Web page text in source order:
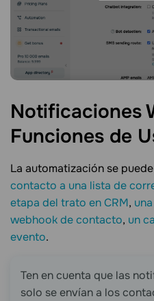
Notificaciones
Funciones de
La automatización se
contacto a una lista de
etapa del trato en CRM,
webhook de contacto, un
evento.
Ten en cuenta que las
solo se envían a los